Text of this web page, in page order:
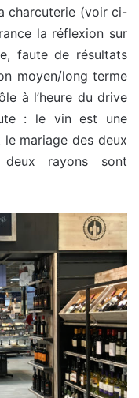
charcuterie (voir ci-
la réflexion sur
faute de résultats
moyen/long terme
à l’heure du drive
: le vin est une
mariage des deux
rayons sont